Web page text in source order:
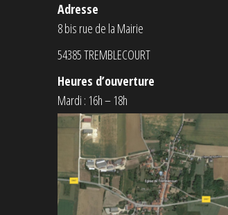
Adresse
8 bis rue de la Mairie
54385 TREMBLECOURT
Heures d’ouverture
Mardi : 16h – 18h